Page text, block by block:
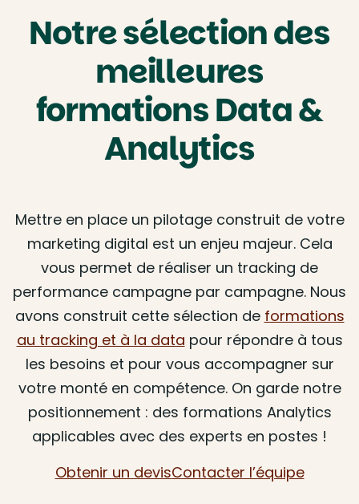
Notre sélection des
meilleures
formations Data &
Analytics
Mettre en place un pilotage construit de votre
marketing digital est un enjeu majeur. Cela
vous permet de réaliser un tracking de
performance campagne par campagne. Nous
avons construit cette sélection de formations
au tracking et à la data pour répondre à tous
les besoins et pour vous accompagner sur
votre monté en compétence. On garde notre
positionnement : des formations Analytics
applicables avec des experts en postes !
Obtenir un devisContacter l’équipe